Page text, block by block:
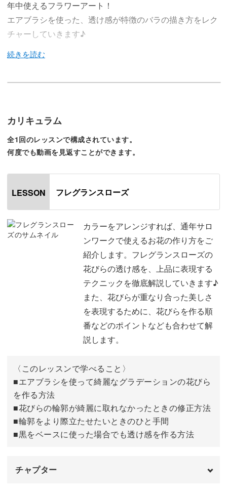
年中使えるフラワーアート！
エアブラシを使った、透け感が特徴のバラの描き方をレク
チャーしていきます♪
カラーを変えて年中サロンワークで使うことができる万能
透け感によって繊細さや上品さを作ることができます。
繊細な花びらを作るためのポイントを丁寧に解説していき
ます。
チップに施術する前に、分かりやすいようにペーパーパレ
エアリー感のある花びらの作り方を一からレクチャーして
また、透け感のある花びらが重なり合った美しさを表現す
内容盛りだくさんのレッスンです。
また、その他にも
◆花びらの輪郭が綺麗に取れなかったときの修正方法
カリキュラム
全1回のレッスンで構成されています。
何度でも動画を見返すことができます。
LESSON フレグランスローズ
カラーをアレンジすれば、通年サロ
ンワークで使えるお花の作り方をご
紹介します。フレグランスローズの
花びらの透け感を、上品に表現する
テクニックを徹底解説していきます♪
また、花びらが重なり合った美しさ
を表現するために、花びらを作る順
番などのポイントなども合わせて解
説します。
〈このレッスンで学べること〉
■エアブラシを使って綺麗なグラデーションの花びら
を作る方法
■花びらの輪郭が綺麗に取れなかったときの修正方法
■輪郭をより際立たせたいときのひと手間
■黒をベースに使った場合でも透け感を作る方法
チャプター